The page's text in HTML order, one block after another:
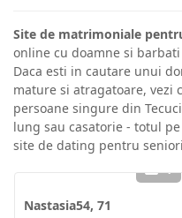
Site de matrimoniale
online cu doamne si
Daca esti in cautare unui
mature si atragatoare, vezi
persoane singure din
lung sau casatorie - totul pe
site de dating pentru
1
Nastasia54, 71